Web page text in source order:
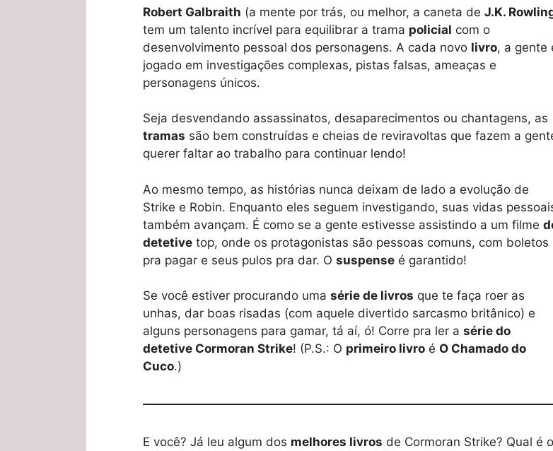
Robert Galbraith (a mente por trás, ou melhor, a caneta de J.K.
tem um talento incrível para equilibrar a trama policial com o
desenvolvimento pessoal dos personagens. A cada novo livro, a gente
jogado em investigações complexas, pistas falsas, ameaças e
personagens únicos.
Seja desvendando assassinatos, desaparecimentos ou chantagens, as
tramas são bem construídas e cheias de reviravoltas que fazem a
querer faltar ao trabalho para continuar lendo!
Ao mesmo tempo, as histórias nunca deixam de lado a evolução de
Strike e Robin. Enquanto eles seguem investigando, suas vidas
também avançam. É como se a gente estivesse assistindo a um filme
detetive top, onde os protagonistas são pessoas comuns, com boletos
pra pagar e seus pulos pra dar. O suspense é garantido!
Se você estiver procurando uma série de livros que te faça roer as
unhas, dar boas risadas (com aquele divertido sarcasmo britânico) e
alguns personagens para gamar, tá aí, ó! Corre pra ler a série do
detetive Cormoran Strike! (P.S.: O primeiro livro é O Chamado do
Cuco.)
E você? Já leu algum dos melhores livros de Cormoran Strike? Qual é o